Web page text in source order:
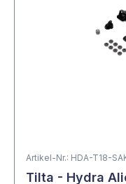
Artikel-Nr.: HDA-T18-
Tilta - Hydra